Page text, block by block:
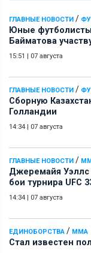
ГЛАВНЫЕ НОВОСТИ /
Юные
Байматова
15:51 | 07 августа
ГЛАВНЫЕ НОВОСТИ /
Сборную
Голландии
14:34 | 07 августа
ГЛАВНЫЕ НОВОСТИ /
Джеремайя
бои турнира UFC
14:34 | 07 августа
ЕДИНОБОРСТВА / ММА
Стал известен